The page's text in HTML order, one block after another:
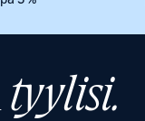
tyylisi.